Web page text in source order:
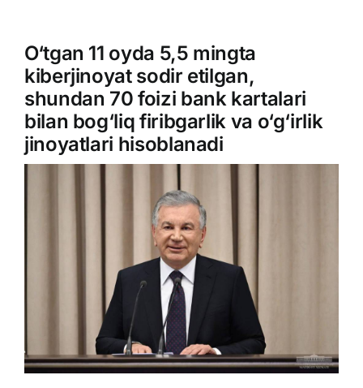
Elchixona
Konsullik xizmatlari
O’zbekiston
O‘tgan 11 oyda 5,5 mingta
kiberjinoyat sodir etilgan,
shundan 70 foizi bank kartalari
bilan bog‘liq firibgarlik va o‘g‘irlik
jinoyatlari hisoblanadi